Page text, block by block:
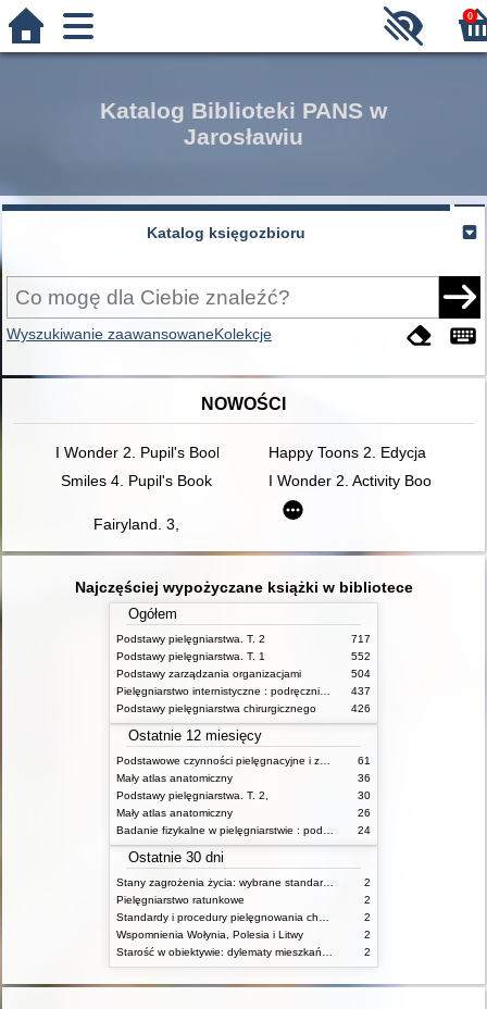
0
Katalog Biblioteki PANS w
Jarosławiu
Katalog księgozbioru
Wyszukiwanie zaawansowaneKolekcje
NOWOŚCI
I Wonder 2. Pupil's Book
Happy Toons 2. Edycja
Smiles 4. Pupil's Book
I Wonder 2. Activity Book
Fairyland. 3,
Najczęściej wypożyczane książki w bibliotece
Ogółem
Podstawy pielęgniarstwa. T. 2
717
Podstawy pielęgniarstwa. T. 1
552
Podstawy zarządzania organizacjami
504
437
Podstawy pielęgniarstwa chirurgicznego
426
Ostatnie 12 miesięcy
61
Mały atlas anatomiczny
36
Podstawy pielęgniarstwa. T. 2,
30
Mały atlas anatomiczny
26
24
Ostatnie 30 dni
Stany zagrożenia życia: wybrane standardy opieki i procedury postępowania pielęgniarskiego
2
Pielęgniarstwo ratunkowe
2
2
Wspomnienia Wołynia, Polesia i Litwy
2
2